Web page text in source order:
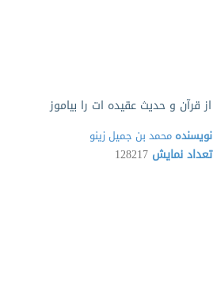
از قرآن و حدیث عقیده ات را بیاموز
نویسنده محمد بن جمیل زینو
تعداد نمایش 128217